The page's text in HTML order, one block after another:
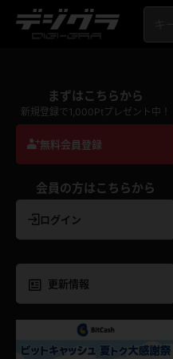
まずはこちらから
新規登録で1,000Ptプレゼント中！
無料会員登録
会員の方はこちらから
ログイン
更新情報